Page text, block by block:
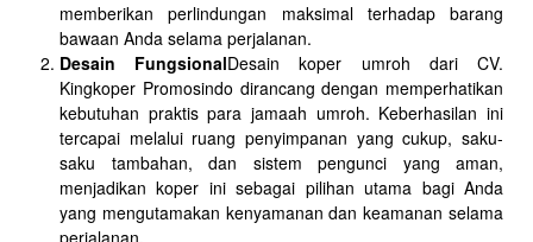
memberikan perlindungan maksimal terhadap barang
bawaan Anda selama perjalanan.
Desain FungsionalDesain koper umroh dari CV.
Kingkoper Promosindo dirancang dengan memperhatikan
kebutuhan praktis para jamaah umroh. Keberhasilan ini
tercapai melalui ruang penyimpanan yang cukup, saku-
saku tambahan, dan sistem pengunci yang aman,
menjadikan koper ini sebagai pilihan utama bagi Anda
yang mengutamakan kenyamanan dan keamanan selama